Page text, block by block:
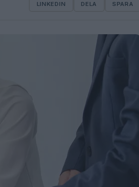
LINKEDIN DELA SPARA